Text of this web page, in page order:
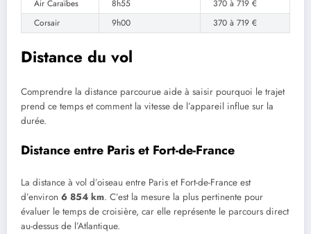
Air Caraïbes
8h55
370 à 719 €
Corsair
9h00 370 à 719 €
Distance du vol
Comprendre la distance parcourue aide à saisir pourquoi le trajet
prend ce temps et comment la vitesse de l’appareil influe sur la
durée.
Distance entre Paris et Fort-de-France
La distance à vol d’oiseau entre Paris et Fort-de-France est
d’environ 6 854 km. C’est la mesure la plus pertinente pour
évaluer le temps de croisière, car elle représente le parcours direct
au-dessus de l’Atlantique.